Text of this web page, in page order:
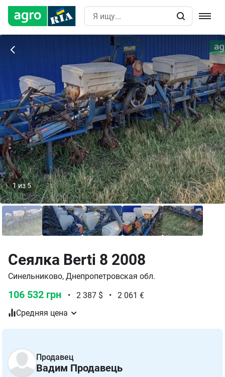
1из5
Сеялка Berti 8 2008
Синельниково, Днепропетровская обл.
106 532 грн • 2 387 $ •
2 061 €
Средняя цена
Продавец
Вадим Продавець